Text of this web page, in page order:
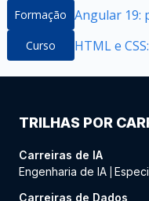
Formação Angular 19:
Curso HTML e
TRILHAS POR
Carreiras de IA
Engenharia de IA
Carreiras de Dados